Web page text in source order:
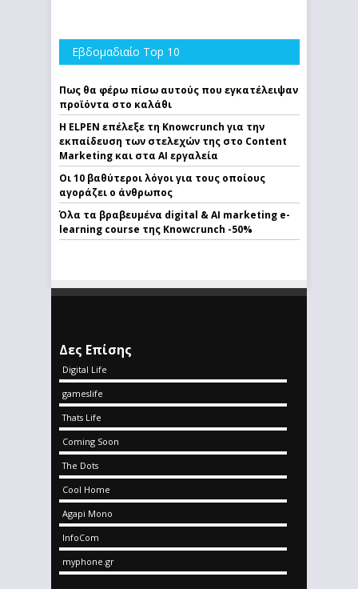
Εβδομαδιαίο Top 10
Πως θα φέρω πίσω αυτούς που εγκατέλειψαν
προϊόντα στο καλάθι
Η ELPEN επέλεξε τη Knowcrunch για την
εκπαίδευση των στελεχών της στο Content
Marketing και στα AI εργαλεία
Οι 10 βαθύτεροι λόγοι για τους οποίους
αγοράζει ο άνθρωπος
Όλα τα βραβευμένα digital & AI marketing e-
learning course της Knowcrunch -50%
Δες Επίσης
Digital Life
gameslife
Thats Life
Coming Soon
The Dots
Cool Home
Agapi Mono
InfoCom
myphone.gr